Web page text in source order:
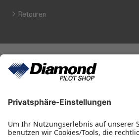
Retouren
Diamond Pilot Shop
Ferdinand-Graf-von-Zeppelin-Straße 1
+43 2622 26700 1100